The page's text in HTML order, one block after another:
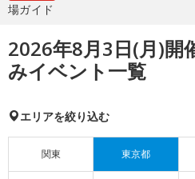
場ガイド
2026年8月3日(月)開
みイベント一覧
エリアを絞り込む
関東 東京都